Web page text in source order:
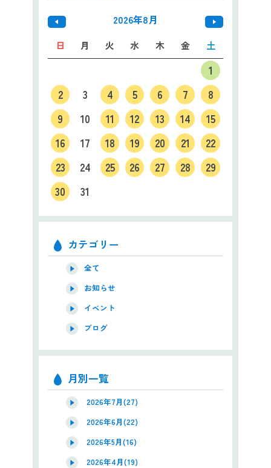
2026年8月
日 月 火 水 木 金 土
1
2
3 4 5 6 7
8
9
10 11 12 13 14
15
16
17 18 19 20 21
22
23
24 25 26 27 28
29
30
31
カテゴリー
全て
お知らせ
イベント
ブログ
月別一覧
2026年7月(27)
2026年6月(22)
2026年5月(16)
2026年4月(19)